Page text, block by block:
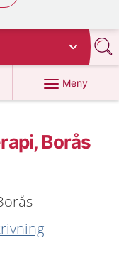
Meny
Borås